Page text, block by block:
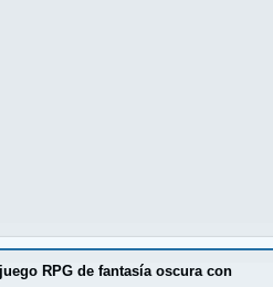
RPG de fantasía oscura con